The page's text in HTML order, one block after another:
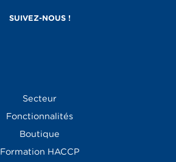
Secteur
Fonctionnalités
Boutique
Formation HACCP